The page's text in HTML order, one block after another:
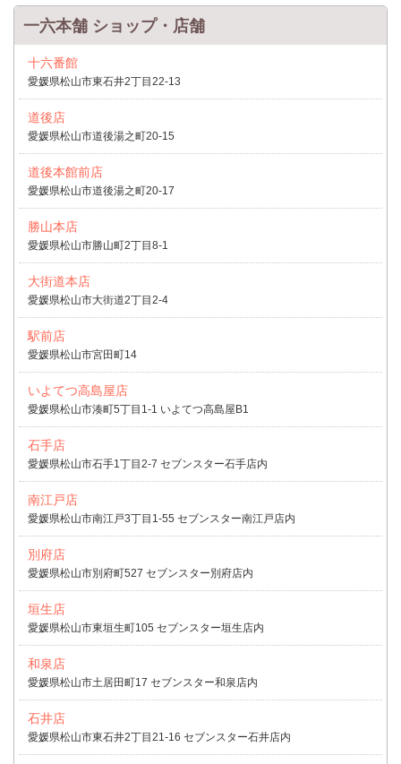
一六本舗 ショップ・店舗
十六番館
愛媛県松山市東石井2丁目22-13
道後店
愛媛県松山市道後湯之町20-15
道後本館前店
愛媛県松山市道後湯之町20-17
勝山本店
愛媛県松山市勝山町2丁目8-1
大街道本店
愛媛県松山市大街道2丁目2-4
駅前店
愛媛県松山市宮田町14
いよてつ高島屋店
愛媛県松山市湊町5丁目1-1 いよてつ高島屋B1
石手店
愛媛県松山市石手1丁目2-7 セブンスター石手店内
南江戸店
愛媛県松山市南江戸3丁目1-55 セブンスター南江戸店内
別府店
愛媛県松山市別府町527 セブンスター別府店内
垣生店
愛媛県松山市東垣生町105 セブンスター垣生店内
和泉店
愛媛県松山市土居田町17 セブンスター和泉店内
石井店
愛媛県松山市東石井2丁目21-16 セブンスター石井店内